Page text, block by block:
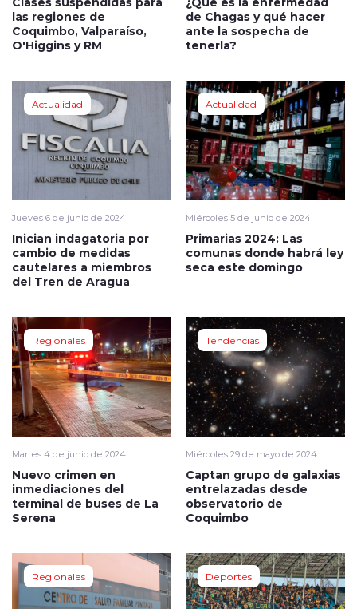
las regiones de
Coquimbo, Valparaíso,
O'Higgins y RM
de Chagas y qué hacer
ante la sospecha de
tenerla?
Actualidad
Jueves 6 de junio de 2024
Inician indagatoria por
cambio de medidas
cautelares a miembros
del Tren de Aragua
Actualidad
Miércoles 5 de junio de 2024
Primarias 2024: Las
comunas donde habrá ley
seca este domingo
Regionales
Martes 4 de junio de 2024
Nuevo crimen en
inmediaciones del
terminal de buses de La
Serena
Tendencias
Miércoles 29 de mayo de 2024
Captan grupo de galaxias
entrelazadas desde
observatorio de
Coquimbo
Regionales Deportes